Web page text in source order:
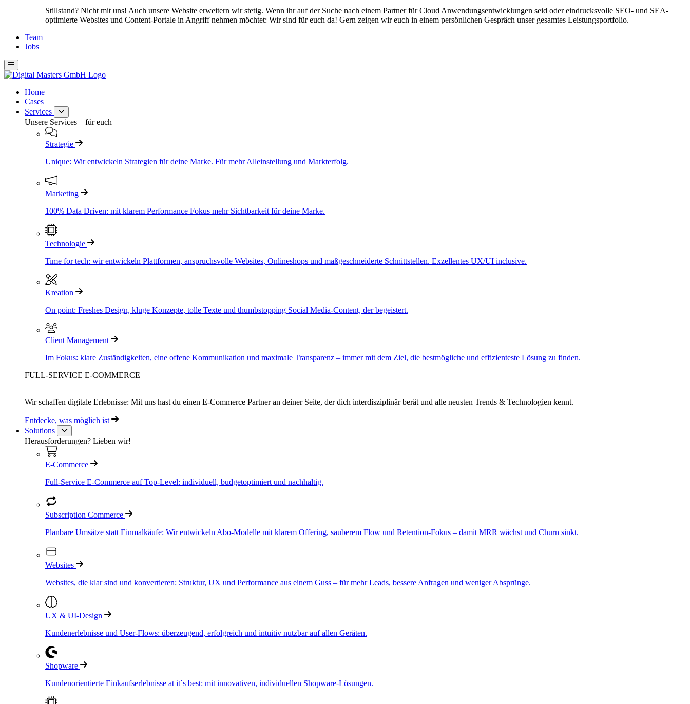
Stillstand? Nicht mit uns! Auch unsere Website erweitern wir stetig. Wenn ihr auf der Suche nach einem Partner für Cloud Anwendungsentwicklungen seid oder eindrucksvolle SEO- und SEA-
optimierte Websites und Content-Portale in Angriff nehmen möchtet: Wir sind für euch da! Gern zeigen wir euch in einem persönlichen Gespräch unser gesamtes Leistungsportfolio.
Team
Jobs
Home
Cases
Services
Unsere Services – für euch
Strategie
Unique: Wir entwickeln Strategien für deine Marke. Für mehr Alleinstellung und Markterfolg.
Marketing
100% Data Driven: mit klarem Performance Fokus mehr Sichtbarkeit für deine Marke.
Technologie
Time for tech: wir entwickeln Plattformen, anspruchsvolle Websites, Onlineshops und maßgeschneiderte Schnittstellen. Exzellentes UX/UI inclusive.
Kreation
On point: Freshes Design, kluge Konzepte, tolle Texte und thumbstopping Social Media-Content, der begeistert.
Client Management
Im Fokus: klare Zuständigkeiten, eine offene Kommunikation und maximale Transparenz – immer mit dem Ziel, die bestmögliche und effizienteste Lösung zu finden.
FULL-SERVICE E-COMMERCE
Wir schaffen digitale Erlebnisse: Mit uns hast du einen E-Commerce Partner an deiner Seite, der dich interdisziplinär berät und alle neusten Trends & Technologien kennt.
Entdecke, was möglich ist
Solutions
Herausforderungen? Lieben wir!
E-Commerce
Full-Service E-Commerce auf Top-Level: individuell, budgetoptimiert und nachhaltig.
Subscription Commerce
Planbare Umsätze statt Einmalkäufe: Wir entwickeln Abo-Modelle mit klarem Offering, sauberem Flow und Retention-Fokus – damit MRR wächst und Churn sinkt.
Websites
Websites, die klar sind und konvertieren: Struktur, UX und Performance aus einem Guss – für mehr Leads, bessere Anfragen und weniger Absprünge.
UX & UI-Design
Kundenerlebnisse und User-Flows: überzeugend, erfolgreich und intuitiv nutzbar auf allen Geräten.
Shopware
Kundenorientierte Einkaufserlebnisse at it´s best: mit innovativen, individuellen Shopware-Lösungen.